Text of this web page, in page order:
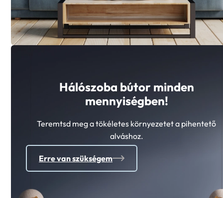
Hálószoba bútor minden
mennyiségben!
Teremtsd meg a tökéletes környezetet a pihentető
alváshoz.
Erre van szükségem